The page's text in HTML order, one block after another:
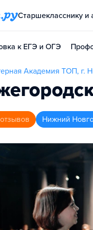
Старшекласснику и
к ЕГЭ и ОГЭ
Академия TOП, г.
отзывов Нижний